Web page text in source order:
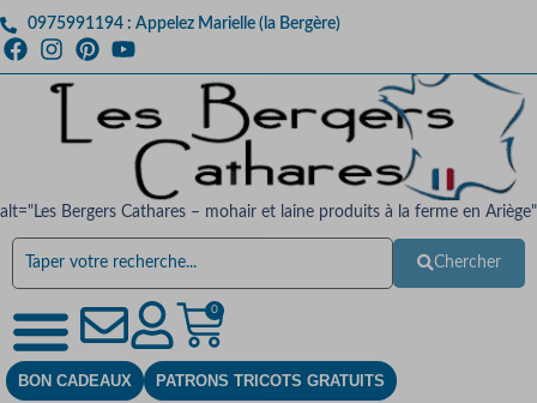
0975991194 : Appelez Marielle (la Bergère)
alt="Les Bergers Cathares – mohair et laine produits à la ferme en Ariège"
Chercher
0
BON CADEAUX PATRONS TRICOTS GRATUITS